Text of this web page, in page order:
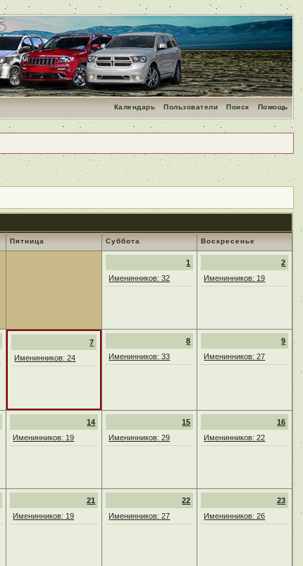
Помощь
Поиск
Пользователи
Календарь
Пятница Суббота Воскресенье
1
Именинников: 32
2
Именинников: 19
7
Именинников: 24
8
Именинников: 33
9
Именинников: 27
14
Именинников: 19
15
Именинников: 29
16
Именинников: 22
21
Именинников: 19
22
Именинников: 27
23
Именинников: 26